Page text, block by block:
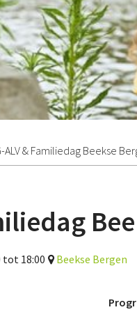
ALV & Familiedag Beekse
tot 18:00 Beekse Bergen